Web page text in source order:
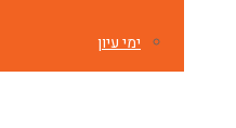
ימי עיון